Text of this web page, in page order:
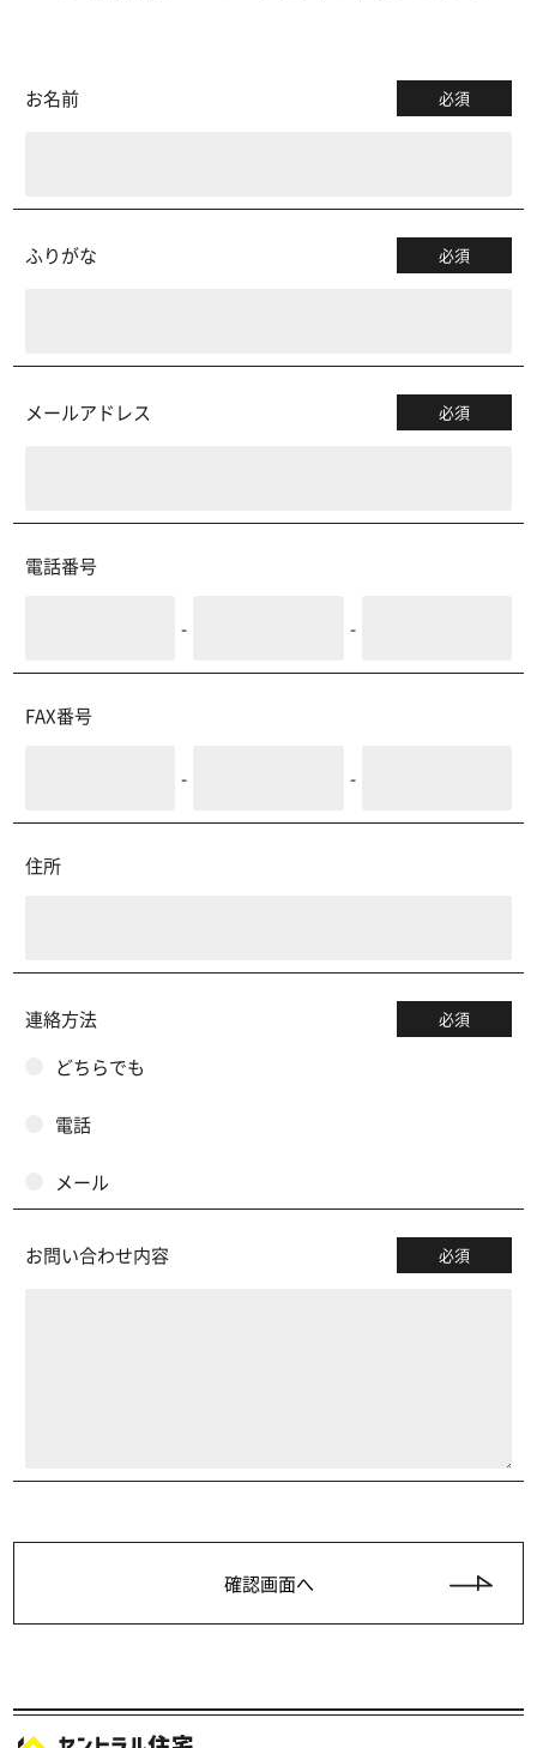
お名前 必須
ふりがな 必須
メールアドレス 必須
電話番号
- -
FAX番号
- -
住所
連絡方法 必須
どちらでも
電話
メール
お問い合わせ内容 必須